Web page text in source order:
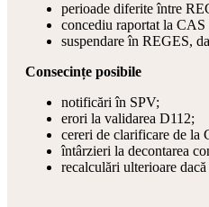
perioade diferite între
concediu raportat la
suspendare în REGES,
Consecințe posibile
notificări în SPV;
erori la validarea D112;
cereri de clarificare de
întârzieri la decontarea
recalculări ulterioare